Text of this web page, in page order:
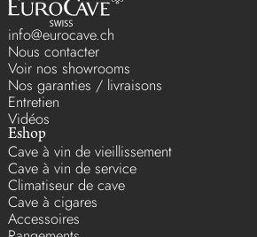
info@eurocave.ch
Nous contacter
Voir nos showrooms
Nos garanties / livraisons
Entretien
Vidéos
Eshop
Cave à vin de vieillissement
Cave à vin de service
Climatiseur de cave
Cave à cigares
Accessoires